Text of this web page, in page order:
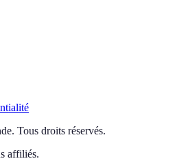
. Tous droits réservés.
affiliés.